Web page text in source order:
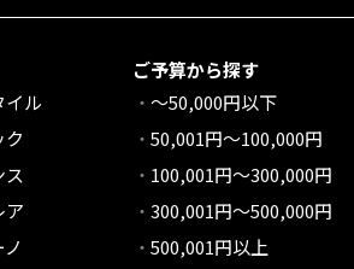
イル
ス
ア
ご予算から探す
～50,000円以下
50,001円～100,000円
100,001円～300,000円
300,001円～500,000円
500,001円以上